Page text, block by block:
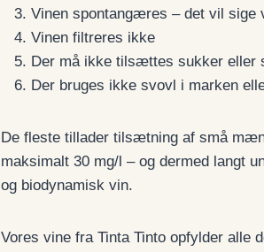
Vinen spontangæres – det vil
Vinen filtreres ikke
Der må ikke tilsættes sukker eller
Der bruges ikke svovl i marken
De fleste tillader tilsætning af små
maksimalt 30 mg/l – og dermed langt
og biodynamisk vin.
Vores vine fra Tinta Tinto opfylder alle